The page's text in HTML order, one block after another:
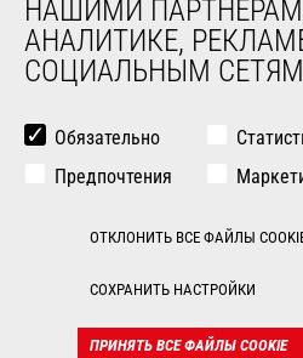
General Terms and Conditions
ДРУГИЕ САЙТЫ ГРУППЫ
Used Manitou Machines
Gehl
© 2026
Юридическая
НАШИМИ
АНАЛИТИКЕ,
СОЦИАЛЬНЫМ
Обязательно
Предпочтения
ОТКЛОНИТЬ ВСЕ ФАЙЛЫ
СОХРАНИТЬ НАСТРОЙКИ
ПРИНЯТЬ ВСЕ ФАЙЛЫ COOKIE